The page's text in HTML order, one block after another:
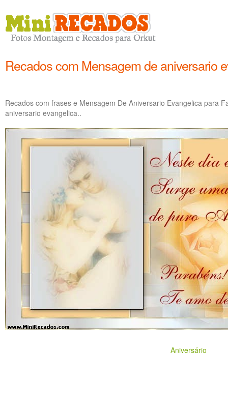
Recados com Mensagem de aniversario
Recados com frases e Mensagem De Aniversario Evangelica para
aniversario evangelica..
Aniversário